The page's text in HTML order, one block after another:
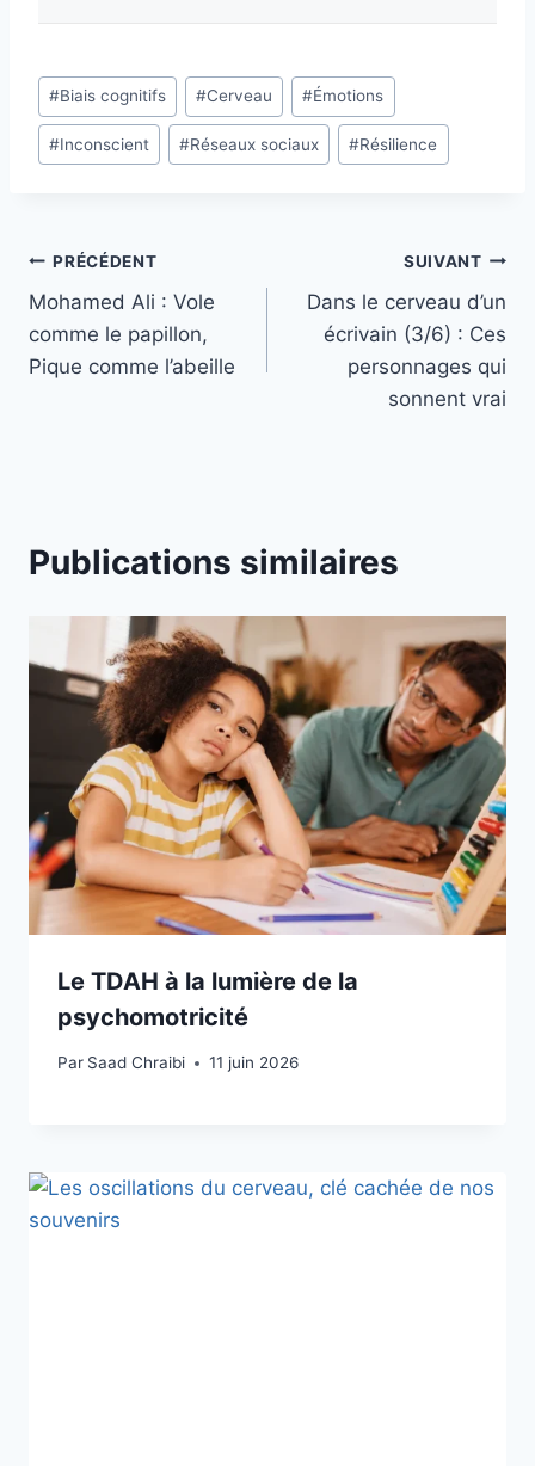
#Biais cognitifs #Cerveau #Émotions
#Inconscient #Réseaux sociaux #Résilience
PRÉCÉDENT
Mohamed Ali : Vole
comme le papillon,
Pique comme l’abeille
SUIVANT
Dans le cerveau d’un
écrivain (3/6) : Ces
personnages qui
sonnent vrai
Publications similaires
Le TDAH à la lumière de la
psychomotricité
Par Saad Chraibi 11 juin 2026